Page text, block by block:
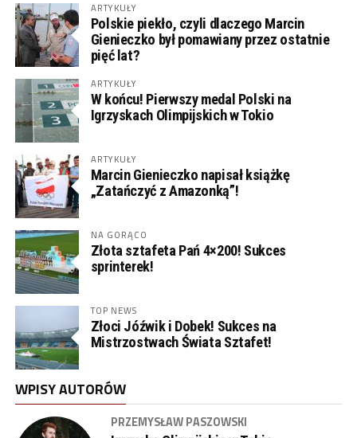
ARTYKUŁY
Polskie piekło, czyli dlaczego Marcin
Gienieczko był pomawiany przez ostatnie
pięć lat?
ARTYKUŁY
W końcu! Pierwszy medal Polski na
Igrzyskach Olimpijskich w Tokio
ARTYKUŁY
Marcin Gienieczko napisał książkę
„Zatańczyć z Amazonką”!
NA GORĄCO
Złota sztafeta Pań 4×200! Sukces
sprinterek!
TOP NEWS
Złoci Jóźwik i Dobek! Sukces na
Mistrzostwach Świata Sztafet!
WPISY AUTORÓW
PRZEMYSŁAW PASZOWSKI